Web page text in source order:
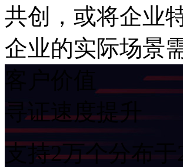
共创，或将企
企业的实际场景
寻证速度提升
支持2万个分布于